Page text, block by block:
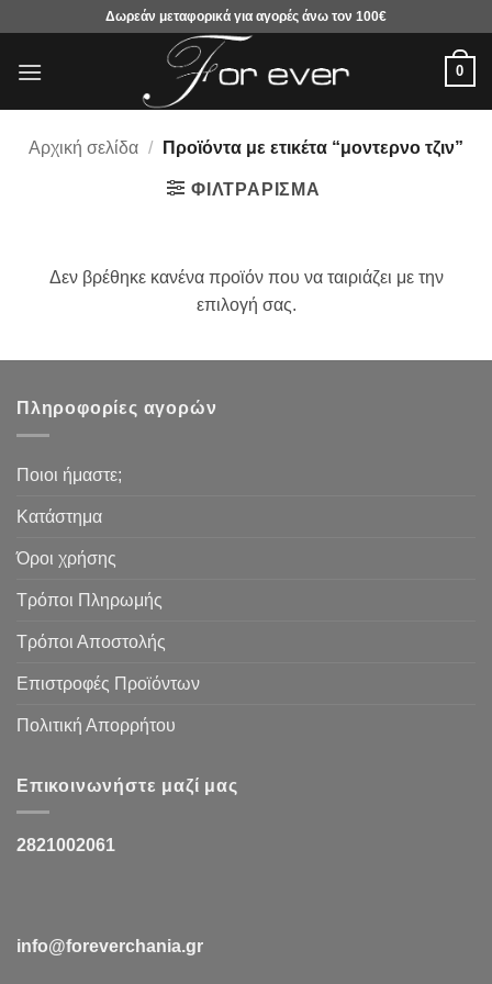
περιεχόμενο
Δωρεάν μεταφορικά για αγορές άνω τον 100€
0
Αρχική σελίδα / Προϊόντα με ετικέτα “μοντερνο τζιν”
ΦΙΛΤΡΆΡΙΣΜΑ
Δεν βρέθηκε κανένα προϊόν που να ταιριάζει με την
επιλογή σας.
Πληροφορίες αγορών
Ποιοι ήμαστε;
Κατάστημα
Όροι χρήσης
Τρόποι Πληρωμής
Τρόποι Αποστολής
Επιστροφές Προϊόντων
Πολιτική Απορρήτου
Επικοινωνήστε μαζί μας
2821002061
info@foreverchania.gr